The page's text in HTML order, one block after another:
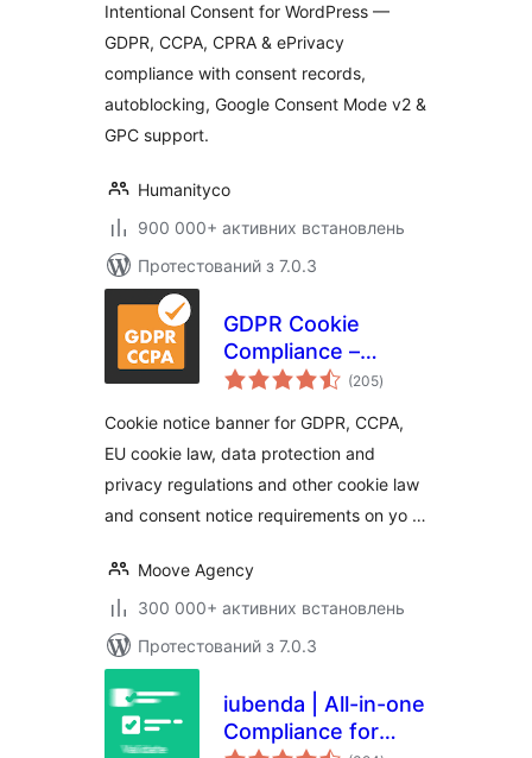
Intentional Consent for WordPress —
GDPR, CCPA, CPRA & ePrivacy
compliance with consent records,
autoblocking, Google Consent Mode v2 &
GPC support.
Humanityco
900 000+ активних встановлень
Протестований з 7.0.3
GDPR Cookie
Compliance –
Cookie Banner,
Cookie Notice for
CCPA, EU Cookie
Law
(205загальний
рейтинг
)
Cookie notice banner for GDPR, CCPA,
EU cookie law, data protection and
privacy regulations and other cookie law
and consent notice requirements on yo …
Moove Agency
300 000+ активних встановлень
Протестований з 7.0.3
iubenda | All-in-one
Compliance for
загальний